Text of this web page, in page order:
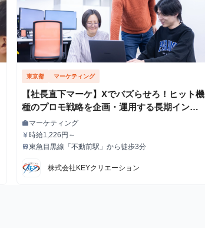
東京都 マーケティング
【社長直下マーケ】Xでバズらせろ！ヒット機
種のプロモ戦略を企画・運用する長期インタ
ーン
職種
workマーケティング
給与
currency_yen時給1,226円～
最寄駅
train東急目黒線「不動前駅」から徒歩3分
株式会社KEYクリエーション